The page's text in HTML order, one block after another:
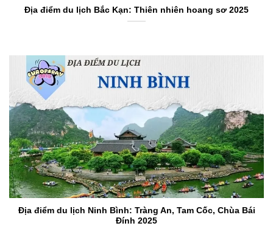
Địa điểm du lịch Bắc Kạn: Thiên nhiên hoang sơ 2025
Địa điểm du lịch Ninh Bình: Tràng An, Tam Cốc, Chùa Bái
Đính 2025